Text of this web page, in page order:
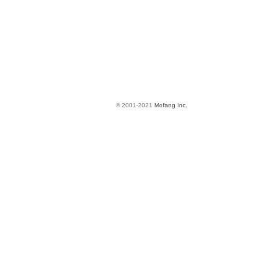
© 2001-2021 Mofang Inc.